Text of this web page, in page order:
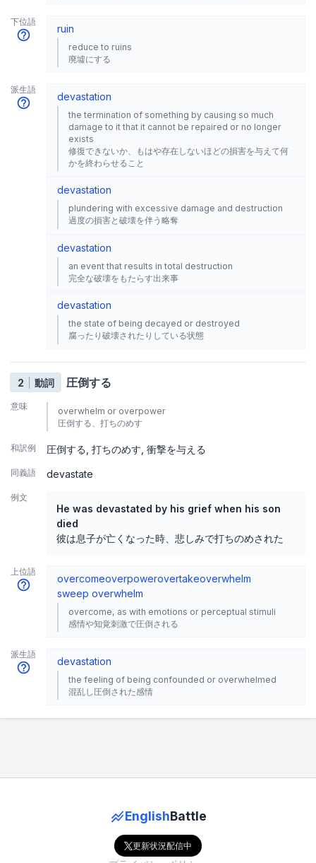
下位語
ruin
reduce to ruins
廃墟にする
派生語
devastation
the termination of something by causing so much
damage to it that it cannot be repaired or no longer
exists
修復できないか、もはや存在しないほどの損害を与えて何
かを終わらせること
devastation
plundering with excessive damage and destruction
過度の損害と破壊を伴う略奪
devastation
an event that results in total destruction
完全な破壊をもたらす出来事
devastation
the state of being decayed or destroyed
腐ったり破壊されたりしている状態
2 動詞 圧倒する
意味
overwhelm or overpower
圧倒する、打ちのめす
和訳例 圧倒する 打ちのめす 衝撃を与える
同義語 devastate
例文
He was devastated by his grief when his son
died
彼は息子が亡くなった時、悲しみで打ちのめされた
上位語
overcomeoverpowerovertakeoverwhelm
sweep overwhelm
overcome, as with emotions or perceptual stimuli
感情や知覚刺激で圧倒される
派生語
devastation
the feeling of being confounded or overwhelmed
混乱し圧倒された感情
EnglishBattle
更新状況配信中